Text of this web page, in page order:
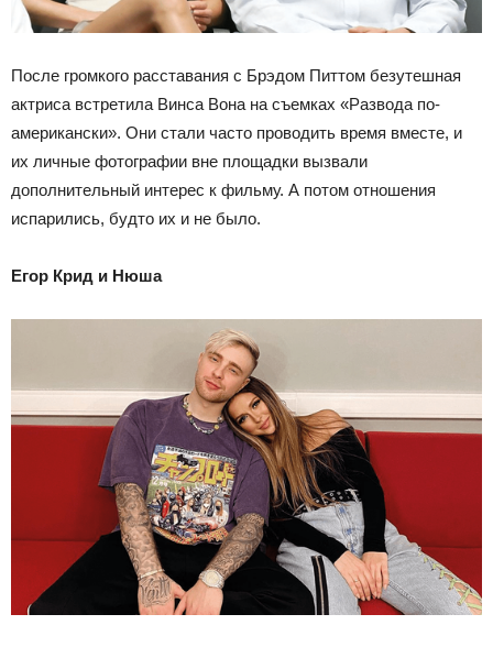
После громкого расставания с Брэдом Питтом безутешная
актриса встретила Винса Вона на съемках «Развода по-
американски». Они стали часто проводить время вместе, и
их личные фотографии вне площадки вызвали
дополнительный интерес к фильму. А потом отношения
испарились, будто их и не было.
Егор Крид и Нюша